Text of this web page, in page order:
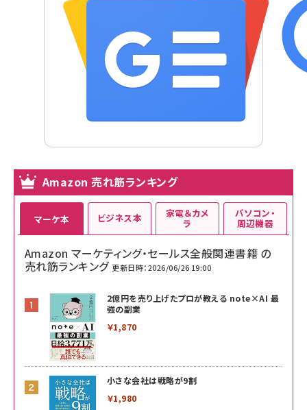
Amazon 売れ筋ランキング
マーケ本
Amazon マーケティング・セールス全般関連書籍 の
売れ筋ランキング 更新日時：2026/06/26 19:00
2億円を売り上げたプロが教える note×AI 最
強の副業
￥1,870
小さな会社は戦略が9割
￥1,980
ビジネス本 家電＆カメ
ラ
パソコン・
周辺機器